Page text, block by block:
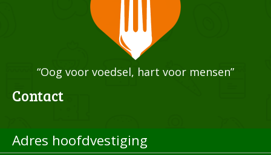
“Oog voor voedsel, hart voor mensen”
Contact
Adres hoofdvestiging